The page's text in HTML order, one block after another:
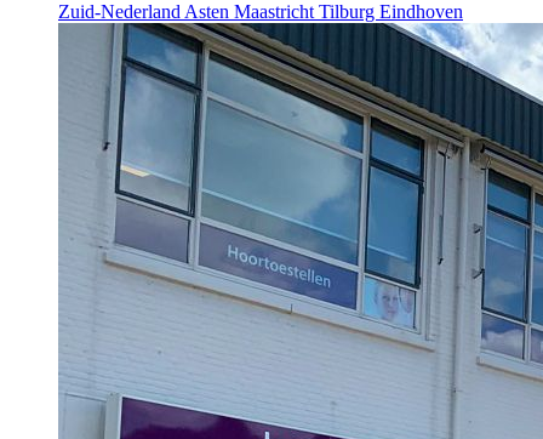
Zuid-NederlandAsten MaastrichtTilburg Eindhoven